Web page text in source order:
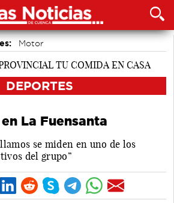
Motor
DEPORTES
La Fuensanta
se miden en uno de los
del grupo”